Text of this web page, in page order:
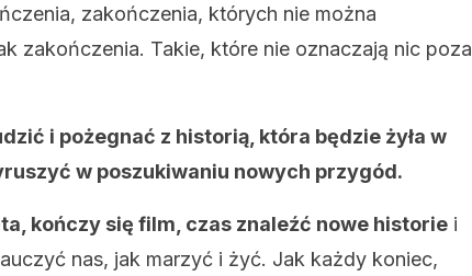
zakończenia, których nie można
zakończenia. Takie, które nie oznaczają nic poza
i pożegnać z historią, która będzie żyła w
w poszukiwaniu nowych przygód.
kończy się film, czas znaleźć nowe historie i
nas, jak marzyć i żyć. Jak każdy koniec,